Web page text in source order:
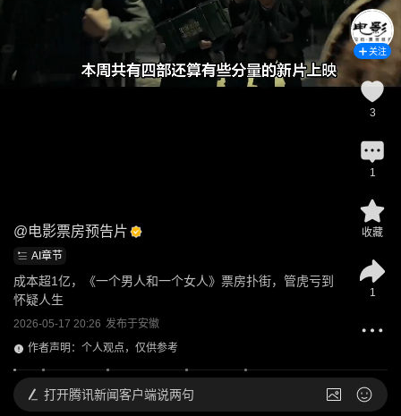
@电影票房预告片
AI章节
成本超1亿，《一个男人和一个女人》票房扑街，管虎亏到
怀疑人生
2026-05-17 20:26 发布于安徽
作者声明：个人观点，仅供参考
关注
3
1
收藏
1
打开腾讯新闻客户端说两句